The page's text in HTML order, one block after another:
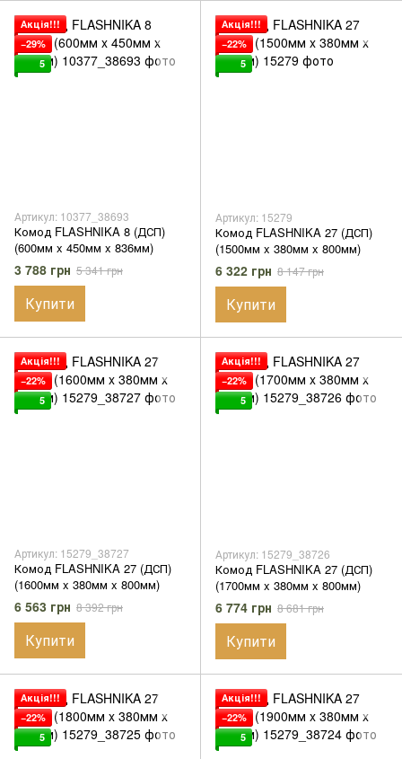
Акція!!!
−29%
5
Артикул: 10377_38693
Комод FLASHNIKA 8 (ДСП)
(600мм x 450мм x 836мм)
3 788 грн 5 341 грн
Купити
Акція!!!
−22%
5
Артикул: 15279
Комод FLASHNIKA 27 (ДСП)
(1500мм x 380мм x 800мм)
6 322 грн 8 147 грн
Купити
Акція!!!
−22%
5
Артикул: 15279_38727
Комод FLASHNIKA 27 (ДСП)
(1600мм x 380мм x 800мм)
6 563 грн 8 392 грн
Купити
Акція!!!
−22%
5
Артикул: 15279_38726
Комод FLASHNIKA 27 (ДСП)
(1700мм x 380мм x 800мм)
6 774 грн 8 681 грн
Купити
Акція!!!
−22%
5
Акція!!!
−22%
5